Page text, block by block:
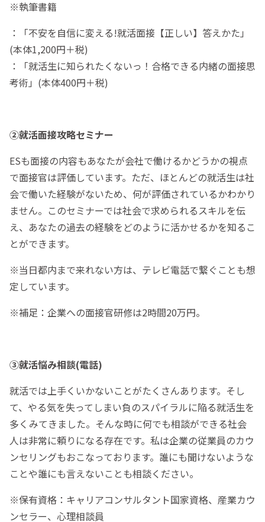
※執筆書籍
：「不安を自信に変える!就活面接【正しい】答えかた」
(本体1,200円＋税)
：「就活生に知られたくないっ！合格できる内緒の面接思
考術」(本体400円＋税)
②就活面接攻略セミナー
ESも面接の内容もあなたが会社で働けるかどうかの視点
で面接官は評価しています。ただ、ほとんどの就活生は社
会で働いた経験がないため、何が評価されているかわかり
ません。このセミナーでは社会で求められるスキルを伝
え、あなたの過去の経験をどのように活かせるかを知るこ
とができます。
※当日都内まで来れない方は、テレビ電話で繋ぐことも想
定しています。
※補足：企業への面接官研修は2時間20万円。
③就活悩み相談(電話)
就活では上手くいかないことがたくさんあります。そし
て、やる気を失ってしまい負のスパイラルに陥る就活生を
多くみてきました。そんな時に何でも相談ができる社会
人は非常に頼りになる存在です。私は企業の従業員のカウ
ンセリングもおこなっております。誰にも聞けないような
ことや誰にも言えないことも相談ください。
※保有資格：キャリアコンサルタント国家資格、産業カウ
ンセラー、心理相談員